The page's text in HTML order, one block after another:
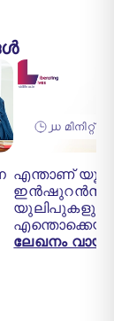
൰ മിനിറ്റ്
എന്താണ്
ഇൻഷുറൻസ്
ലേഖനം